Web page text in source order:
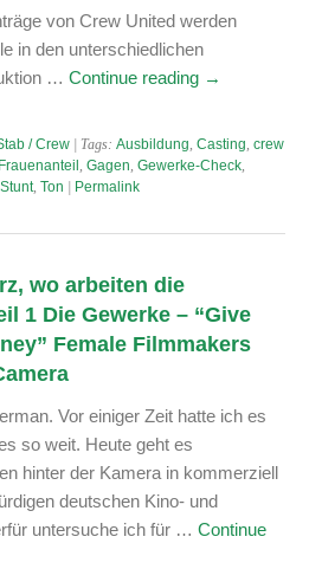
von Crew United werden
in den unterschiedlichen
… Continue reading →
/ Crew | Tags: Ausbildung, Casting, crew
Frauenanteil , Gagen, Gewerke-Check,
Stunt, Ton Permalink
wo arbeiten die
1 Die Gewerke – “Give
Female Filmmakers
Vor einiger Zeit hatte ich es
so weit. Heute geht es
hinter der Kamera in kommerziell
deutschen Kino- und
untersuche ich für … Continue